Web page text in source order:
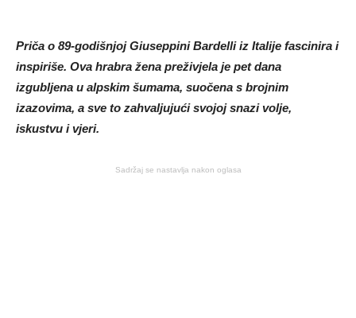
Priča o 89-godišnjoj Giuseppini Bardelli iz Italije fascinira i
inspiriše. Ova hrabra žena preživjela je pet dana
izgubljena u alpskim šumama, suočena s brojnim
izazovima, a sve to zahvaljujući svojoj snazi volje,
iskustvu i vjeri.
Sadržaj se nastavlja nakon oglasa